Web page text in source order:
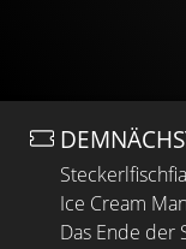
Ice Cream
Das Ende der